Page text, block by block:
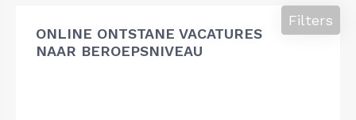
ONLINE ONTSTANE VACATURES
NAAR BEROEPSNIVEAU
Filters